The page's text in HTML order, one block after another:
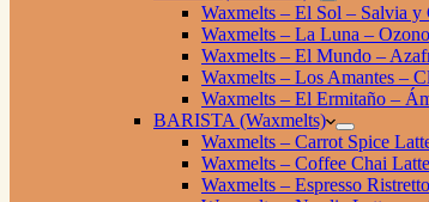
Waxmelts – El Sol – Salvia y
Waxmelts – La Luna –
Waxmelts – El Mundo –
Waxmelts – Los Amantes –
Waxmelts – El Ermitaño –
BARISTA (Waxmelts)
Waxmelts – Carrot Spice
Waxmelts – Coffee Chai
Waxmelts – Espresso